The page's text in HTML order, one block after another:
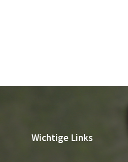
Wichtige Links